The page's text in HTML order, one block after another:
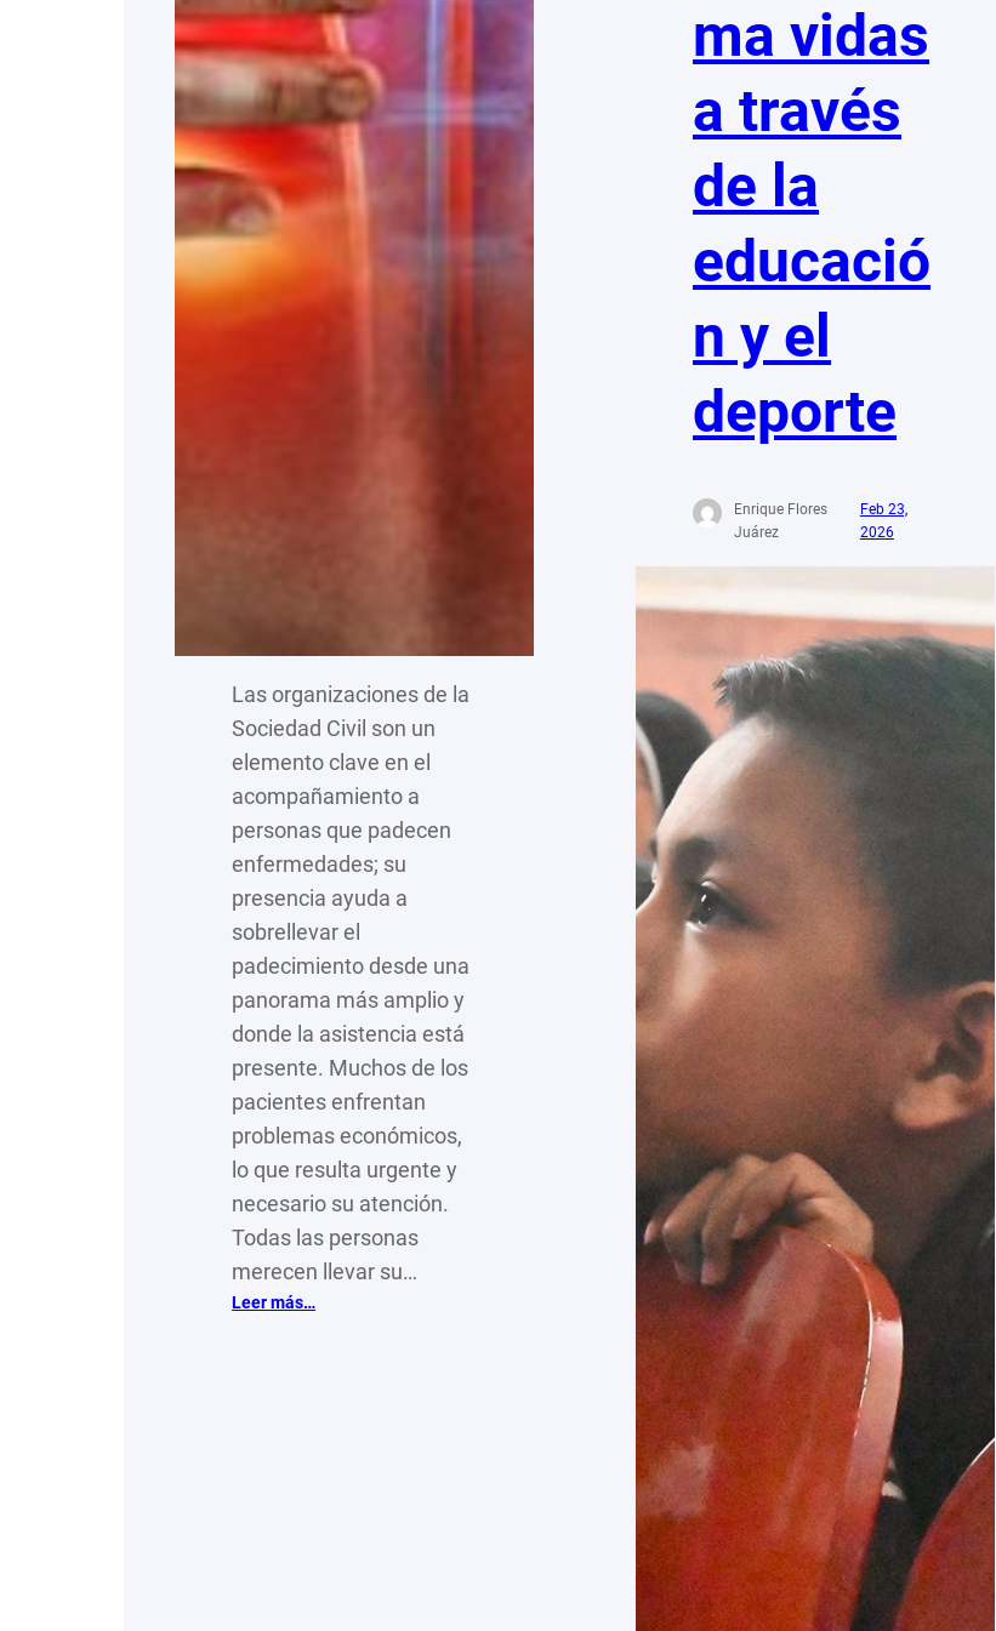
Las organizaciones de la
Sociedad Civil son un
elemento clave en el
acompañamiento a
personas que padecen
enfermedades; su
presencia ayuda a
sobrellevar el
padecimiento desde una
panorama más amplio y
donde la asistencia está
presente. Muchos de los
pacientes enfrentan
problemas económicos,
lo que resulta urgente y
necesario su atención.
Todas las personas
merecen llevar su…
Leer más…
ma vidas
a través
de la
educació
n y el
deporte
Enrique Flores
Juárez
Feb 23,
2026